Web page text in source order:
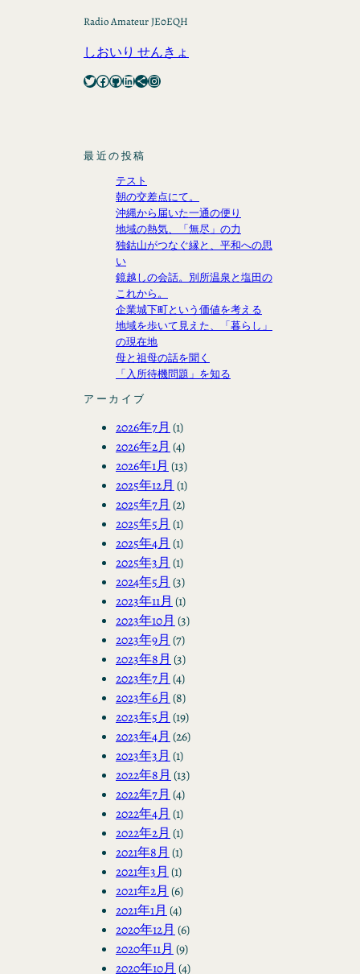
Radio Amateur JE0EQH
しおいり せんきょ
Twitter Facebook GitHub LinkedIn Share Icon Instagram
最近の投稿
テスト
朝の交差点にて。
沖縄から届いた一通の便り
地域の熱気、「無尽」の力
独鈷山がつなぐ縁と、平和への思
い
鏡越しの会話。別所温泉と塩田の
これから。
企業城下町という価値を考える
地域を歩いて見えた、「暮らし」
の現在地
母と祖母の話を聞く
「入所待機問題」を知る
アーカイブ
2026年7月 (1)
2026年2月 (4)
2026年1月 (13)
2025年12月 (1)
2025年7月 (2)
2025年5月 (1)
2025年4月 (1)
2025年3月 (1)
2024年5月 (3)
2023年11月 (1)
2023年10月 (3)
2023年9月 (7)
2023年8月 (3)
2023年7月 (4)
2023年6月 (8)
2023年5月 (19)
2023年4月 (26)
2023年3月 (1)
2022年8月 (13)
2022年7月 (4)
2022年4月 (1)
2022年2月 (1)
2021年8月 (1)
2021年3月 (1)
2021年2月 (6)
2021年1月 (4)
2020年12月 (6)
2020年11月 (9)
2020年10月 (4)